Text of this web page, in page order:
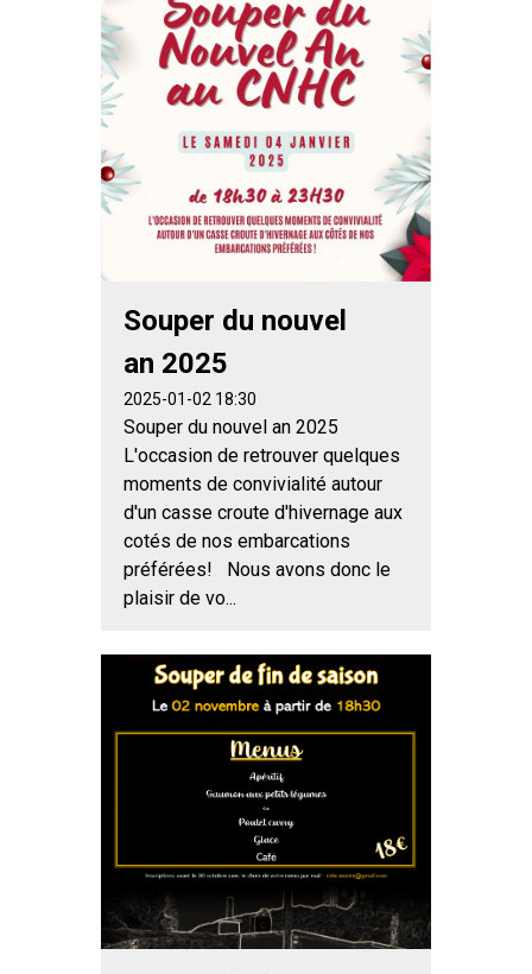
Souper du nouvel
an 2025
2025-01-02 18:30
Souper du nouvel an 2025
L'occasion de retrouver quelques
moments de convivialité autour
d'un casse croute d'hivernage aux
cotés de nos embarcations
préférées! Nous avons donc le
plaisir de vo...